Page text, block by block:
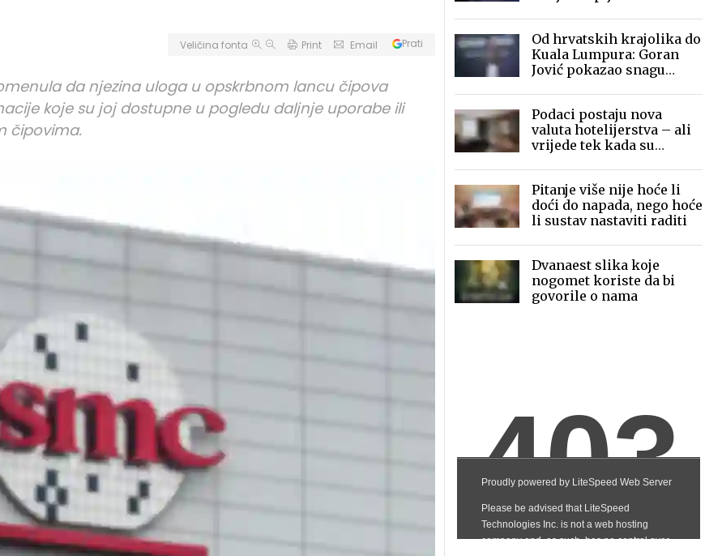
Veličina fonta Print Email Prati
da njezina uloga u opskrbnom lancu čipova
koje su joj dostupne u pogledu daljnje uporabe ili
čipovima.
Od hrvatskih krajolika do
Kuala Lumpura: Goran
Jović pokazao snagu
Podaci postaju nova
valuta hotelijerstva – ali
vrijede tek kada su
Pitanje više nije hoće li
doći do napada, nego hoće
li sustav nastaviti raditi
Dvanaest slika koje
nogomet koriste da bi
govorile o nama